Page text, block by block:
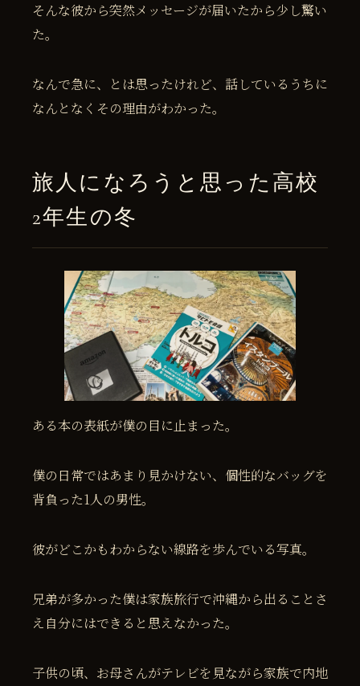
そんな彼から突然メッセージが届いたから少し驚い
た。
なんで急に、とは思ったけれど、話しているうちに
なんとなくその理由がわかった。
旅人になろうと思った高校
2年生の冬
ある本の表紙が僕の目に止まった。
僕の日常ではあまり見かけない、個性的なバッグを
背負った1人の男性。
彼がどこかもわからない線路を歩んでいる写真。
兄弟が多かった僕は家族旅行で沖縄から出ることさ
え自分にはできると思えなかった。
子供の頃、お母さんがテレビを見ながら家族で内地